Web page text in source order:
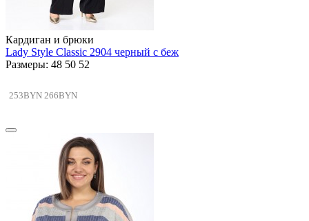
Кардиган и брюки
Lady Style Classic 2904 черный с беж
Размеры: 48 50 52
253BYN 266BYN